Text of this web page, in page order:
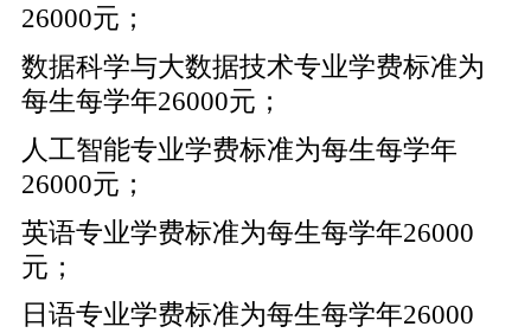
26000元；
数据科学与大数据技术专业学费标准为
每生每学年26000元；
人工智能专业学费标准为每生每学年
26000元；
英语专业学费标准为每生每学年26000
元；
日语专业学费标准为每生每学年26000